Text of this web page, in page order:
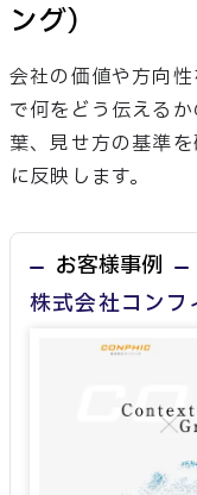
ング）
会社の価値や方向
で何をどう伝える
葉、見せ方の基準
に反映します。
お客様事例
株式会社コンフ